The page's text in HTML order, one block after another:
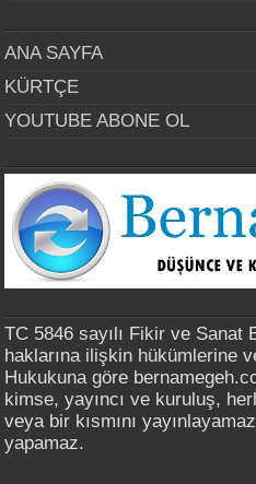
ANA SAYFA
KÜRTÇE
YOUTUBE ABONE OL
TC 5846 sayılı Fikir ve Sanat
haklarına ilişkin hükümlerine
Hukukuna göre
kimse, yayıncı ve kuruluş,
veya bir kısmını
yapamaz.